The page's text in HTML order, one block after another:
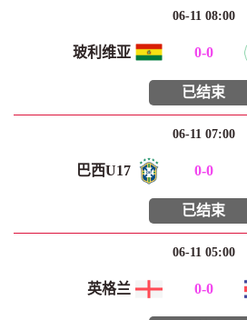
06-11 08:00
玻利维亚 0-0
已结束
06-11 07:00
巴西U17 0-0
已结束
06-11 05:00
英格兰 0-0